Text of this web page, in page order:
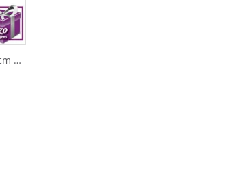
Pct 10 Sacolas de Papel 13x13cm Branca